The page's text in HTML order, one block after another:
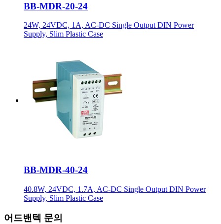
BB-MDR-20-24
24W, 24VDC, 1A, AC-DC Single Output DIN Power
Supply, Slim Plastic Case
BB-MDR-40-24
40.8W, 24VDC, 1.7A, AC-DC Single Output DIN Power
Supply, Slim Plastic Case
어드밴텍 문의